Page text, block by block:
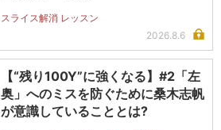
スライス解消 レッスン
2026.8.6
【“残り100Y”に強くなる】#2「左
奥」へのミスを防ぐために桑木志帆
が意識していることとは?